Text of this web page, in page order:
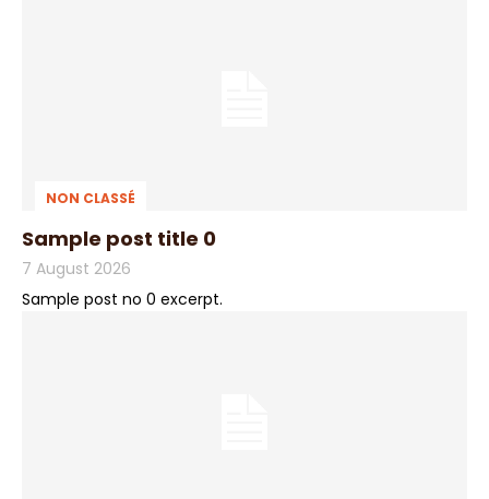
NON CLASSÉ
Sample post title 0
7 August 2026
Sample post no 0 excerpt.